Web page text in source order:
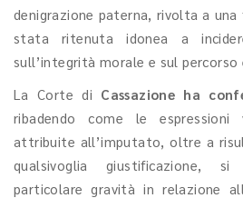
denigrazione paterna, rivolta a una
stata ritenuta idonea a
sull’integrità morale e sul
La Corte di Cassazione ha
ribadendo come le espressioni
attribuite all’imputato, oltre a
qualsivoglia giustificazione,
particolare gravità in relazione